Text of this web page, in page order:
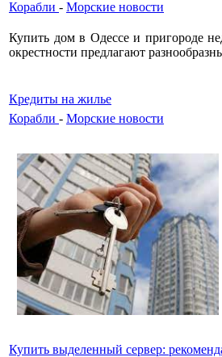
Корабли - Морские новости
Купить дом в Одессе и пригороде
окрестности предлагают
Кредиты на жилье
Корабли - Морские новости
Купить выделенный сервер: